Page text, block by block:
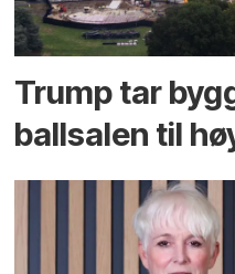
Trump tar
ballsalen til